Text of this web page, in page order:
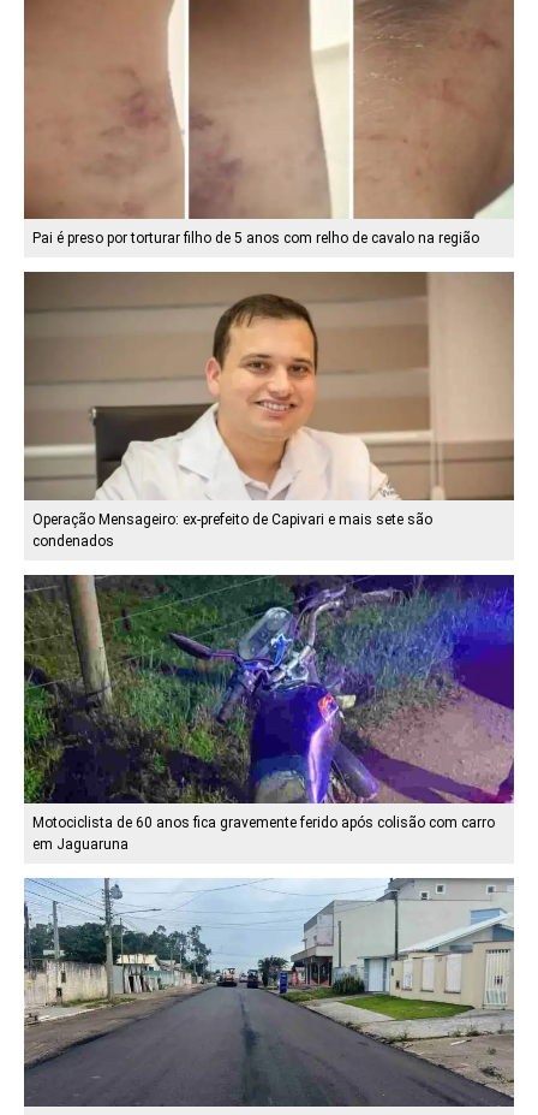
Pai é preso por torturar filho de 5 anos com relho de cavalo na região
Operação Mensageiro: ex-prefeito de Capivari e mais sete são
condenados
Motociclista de 60 anos fica gravemente ferido após colisão com carro
em Jaguaruna